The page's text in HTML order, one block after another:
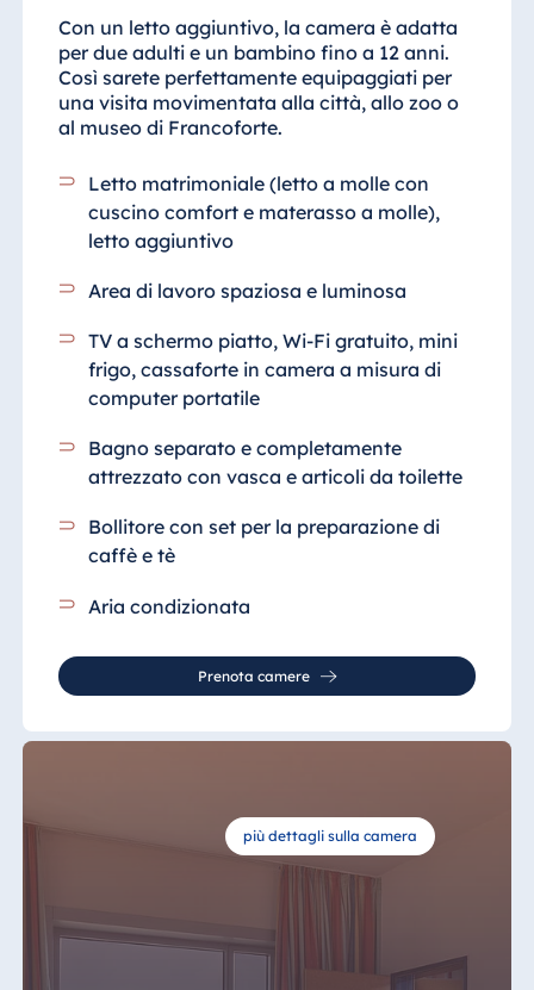
Con un letto aggiuntivo, la camera è adatta
per due adulti e un bambino fino a 12 anni.
Così sarete perfettamente equipaggiati per
una visita movimentata alla città, allo zoo o
al museo di Francoforte.
Letto matrimoniale (letto a molle con
cuscino comfort e materasso a molle),
letto aggiuntivo
Area di lavoro spaziosa e luminosa
TV a schermo piatto, Wi-Fi gratuito, mini
frigo, cassaforte in camera a misura di
computer portatile
Bagno separato e completamente
attrezzato con vasca e articoli da toilette
Bollitore con set per la preparazione di
caffè e tè
Aria condizionata
Prenota camere
più dettagli sulla camera